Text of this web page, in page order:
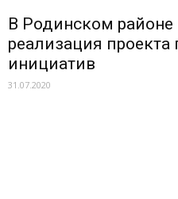
В Родинском районе
реализация
инициатив
31.07.2020